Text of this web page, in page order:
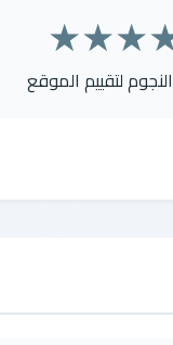
★
★
★
لتقييم الموقع